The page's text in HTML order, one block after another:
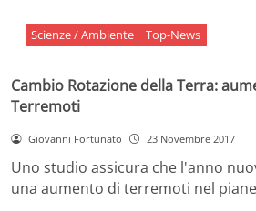
Scienze / Ambiente Top-News
Cambio Rotazione della Terra:
Terremoti
Giovanni Fortunato 23 Novembre 2017
Uno studio assicura che l'anno
una aumento di terremoti nel